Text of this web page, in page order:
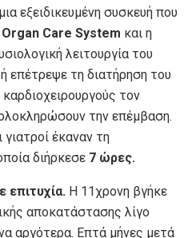
εξειδικευμένη συσκευή που
Care System και η
λειτουργία του
επέτρεψε τη διατήρηση του
τον
την επέμβαση.
γιατροί έκαναν τη
διήρκεσε 7 ώρες.
Η 11χρονη βγήκε
αποκατάστασης λίγο
αργότερα. Επτά μήνες μετά